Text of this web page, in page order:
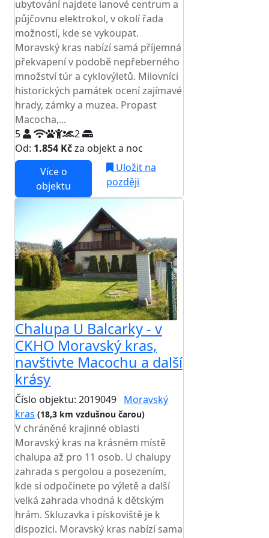
ubytování najdete lanové centrum a
půjčovnu elektrokol, v okolí řada
možností, kde se vykoupat.
Moravský kras nabízí samá příjemná
překvapení v podobě nepřeberného
množství túr a cyklovýletů. Milovníci
historických památek ocení zajímavé
hrady, zámky a muzea. Propast
Macocha,...
5
2
Od: 1.854 Kčza objekt a noc
Více o
objektu
Uložit na
později
Chalupa U Balcarky - v
CKHO Moravský kras,
navštivte Macochu a další
krásy
Číslo objektu: 2019049 Moravský
kras (18,3 km vzdušnou čarou)
V chráněné krajinné oblasti
Moravský kras na krásném místě
chalupa až pro 11 osob. U chalupy
zahrada s pergolou a posezením,
kde si odpočinete po výletě a další
velká zahrada vhodná k dětským
hrám. Skluzavka i pískoviště je k
dispozici. Moravský kras nabízí sama